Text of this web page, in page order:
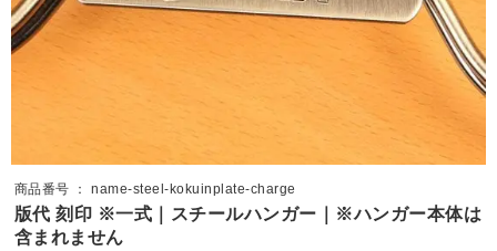
商品番号 ： name-steel-kokuinplate-charge
版代 刻印 ※一式｜スチールハンガー｜※ハンガー本体は
含まれません